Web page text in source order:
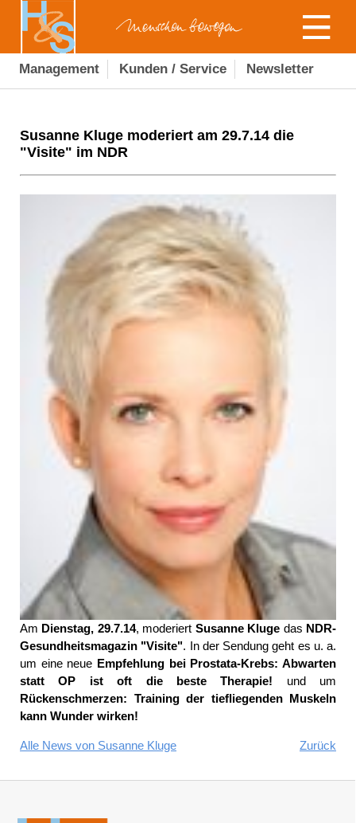
Management Kunden / Service Newsletter
Susanne Kluge moderiert am 29.7.14 die
"Visite" im NDR
Am Dienstag, 29.7.14, moderiert Susanne Kluge das NDR-
Gesundheitsmagazin "Visite". In der Sendung geht es u. a.
um eine neue Empfehlung bei Prostata-Krebs: Abwarten
statt OP ist oft die beste Therapie! und um
Rückenschmerzen: Training der tiefliegenden Muskeln
kann Wunder wirken!
Alle News von Susanne Kluge Zurück